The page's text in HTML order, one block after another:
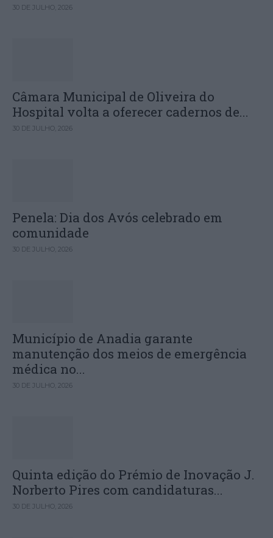
30 DE JULHO, 2026
Câmara Municipal de Oliveira do
Hospital volta a oferecer cadernos de...
30 DE JULHO, 2026
Penela: Dia dos Avós celebrado em
comunidade
30 DE JULHO, 2026
Município de Anadia garante
manutenção dos meios de emergência
médica no...
30 DE JULHO, 2026
Quinta edição do Prémio de Inovação J.
Norberto Pires com candidaturas...
30 DE JULHO, 2026